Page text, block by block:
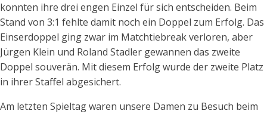
konnten ihre drei engen Einzel für sich entscheiden. Beim
Stand von 3:1 fehlte damit noch ein Doppel zum Erfolg. Das
Einserdoppel ging zwar im Matchtiebreak verloren, aber
Jürgen Klein und Roland Stadler gewannen das zweite
Doppel souverän. Mit diesem Erfolg wurde der zweite Platz
in ihrer Staffel abgesichert.
Am letzten Spieltag waren unsere Damen zu Besuch beim